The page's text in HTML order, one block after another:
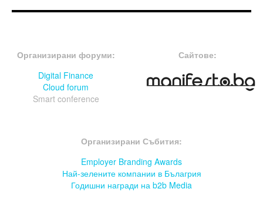
Организирани форуми:
Digital Finance
Cloud forum
Smart conference
Сайтове:
Организирани Събития:
Employer Branding Awards
Най-зелените компании в Бълагрия
Годишни награди на b2b Media